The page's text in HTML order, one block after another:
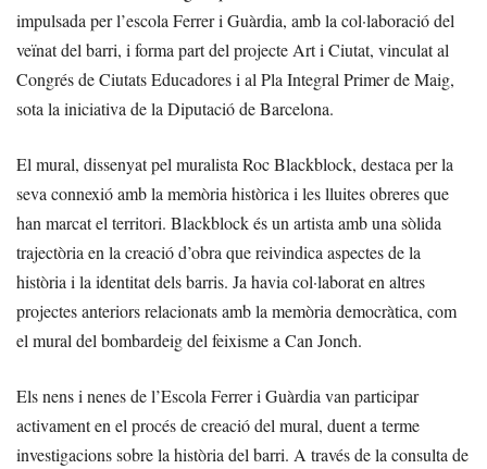
impulsada per l’escola Ferrer i Guàrdia, amb la col·laboració del
veïnat del barri, i forma part del projecte Art i Ciutat, vinculat al
Congrés de Ciutats Educadores i al Pla Integral Primer de Maig,
sota la iniciativa de la Diputació de Barcelona.
El mural, dissenyat pel muralista Roc Blackblock, destaca per la
seva connexió amb la memòria històrica i les lluites obreres que
han marcat el territori. Blackblock és un artista amb una sòlida
trajectòria en la creació d’obra que reivindica aspectes de la
història i la identitat dels barris. Ja havia col·laborat en altres
projectes anteriors relacionats amb la memòria democràtica, com
el mural del bombardeig del feixisme a Can Jonch.
Els nens i nenes de l’Escola Ferrer i Guàrdia van participar
activament en el procés de creació del mural, duent a terme
investigacions sobre la història del barri. A través de la consulta de